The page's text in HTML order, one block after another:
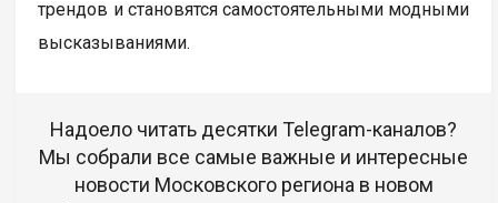
трендов и становятся самостоятельными модными
высказываниями.
Надоело читать десятки Telegram-каналов?
Мы собрали все самые важные и интересные
новости Московского региона в новом